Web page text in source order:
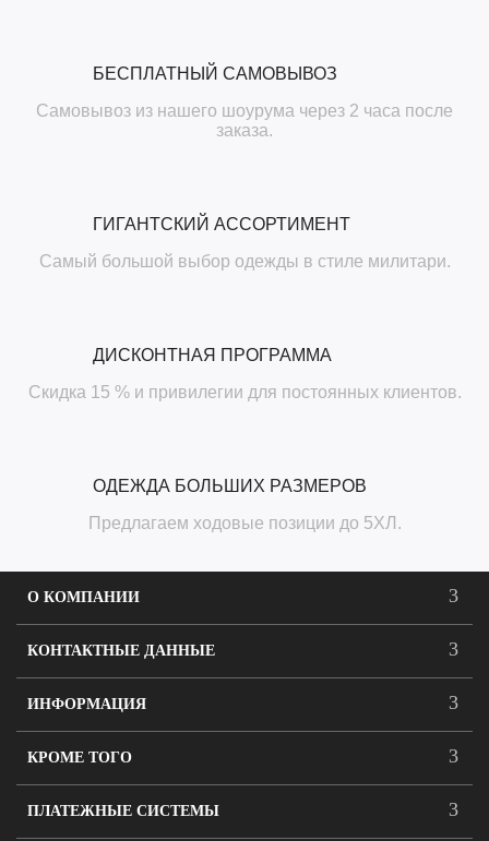
БЕСПЛАТНЫЙ САМОВЫВОЗ
Самовывоз из нашего шоурума через 2 часа после
заказа.
ГИГАНТСКИЙ АССОРТИМЕНТ
Самый большой выбор одежды в стиле милитари.
ДИСКОНТНАЯ ПРОГРАММА
Скидка 15 % и привилегии для постоянных клиентов.
ОДЕЖДА БОЛЬШИХ РАЗМЕРОВ
Предлагаем ходовые позиции до 5ХЛ.
О КОМПАНИИ
КОНТАКТНЫЕ ДАННЫЕ
ИНФОРМАЦИЯ
КРОМЕ ТОГО
ПЛАТЕЖНЫЕ СИСТЕМЫ